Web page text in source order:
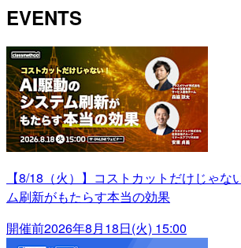
EVENTS
【8/18（火）】コストカットだけじゃな
ム刷新がもたらす本当の効果
開催前2026年8月18日(火) 15:00